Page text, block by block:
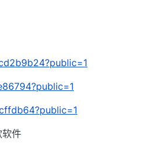
软件